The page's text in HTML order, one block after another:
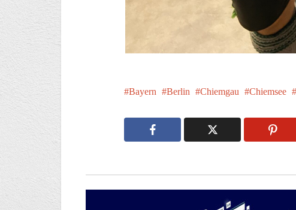
Bayern Berlin Chiemgau Chiemsee